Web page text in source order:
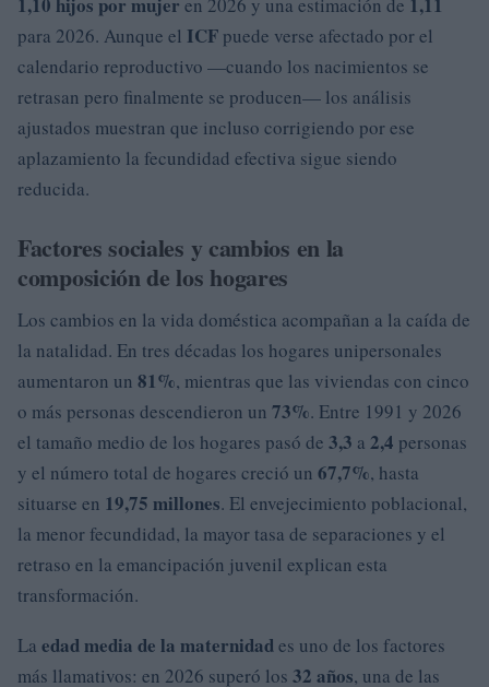
para 2026. Aunque el ICF puede verse afectado por el
calendario reproductivo —cuando los nacimientos se
retrasan pero finalmente se producen— los análisis
ajustados muestran que incluso corrigiendo por ese
aplazamiento la fecundidad efectiva sigue siendo
reducida.
Factores sociales y cambios en la
composición de los hogares
Los cambios en la vida doméstica acompañan a la caída de
la natalidad. En tres décadas los hogares unipersonales
aumentaron un 81%, mientras que las viviendas con cinco
o más personas descendieron un 73%. Entre 1991 y 2026
el tamaño medio de los hogares pasó de 3,3 a 2,4 personas
y el número total de hogares creció un 67,7%, hasta
situarse en 19,75 millones. El envejecimiento poblacional,
la menor fecundidad, la mayor tasa de separaciones y el
retraso en la emancipación juvenil explican esta
transformación.
La edad media de la maternidades uno de los factores
más llamativos: en 2026 superó los 32 años, una de las